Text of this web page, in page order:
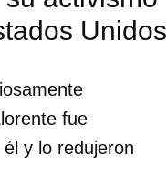
Unidos
fue
y lo redujeron